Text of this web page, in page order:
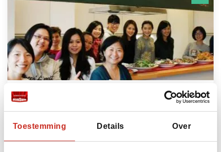
Toestemming Details Over
Taiwan, Taipei, koken met Ivy
€125 per persoon
Lees meer